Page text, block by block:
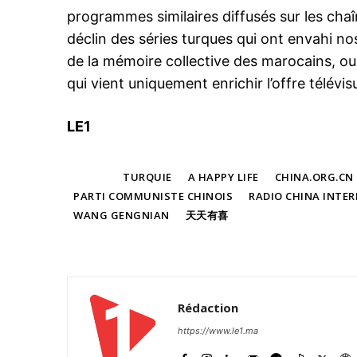
Related
In "Chine & Asie"
programmes similaires diffusés sur les
déclin des séries turques qui ont envahi
de la mémoire collective des marocains,
qui vient uniquement enrichir l’offre
LE1
TURQUIE A HAPPY LIFE CHINA.ORG.CN
PARTI COMMUNISTE CHINOIS
RADIO CHINA
WANG GENGNIAN
天天有喜
Rédaction
https://www.le1.ma